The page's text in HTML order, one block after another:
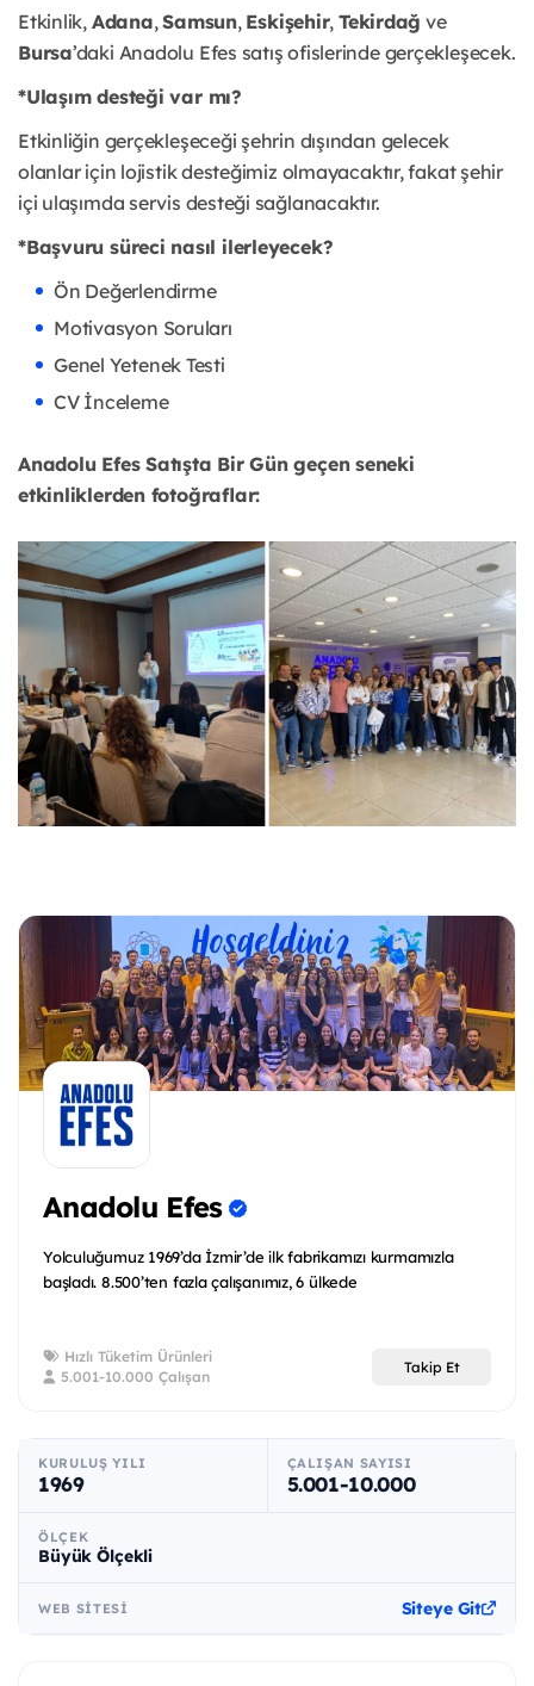
Etkinlik, Adana,Samsun, Eskişehir, Tekirdağ ve
Bursa’daki Anadolu Efes satış ofislerinde gerçekleşecek.
*Ulaşım desteği var mı?
Etkinliğin gerçekleşeceği şehrin dışından gelecek
olanlar için lojistik desteğimiz olmayacaktır, fakat şehir
içi ulaşımda servis desteği sağlanacaktır.
*Başvuru süreci nasıl ilerleyecek?
Ön Değerlendirme
Motivasyon Soruları
Genel Yetenek Testi
CV İnceleme
Anadolu Efes Satışta Bir Gün geçen seneki
etkinliklerden fotoğraflar:
Anadolu Efes
Yolculuğumuz 1969’da İzmir’de ilk fabrikamızı kurmamızla
başladı. 8.500’ten fazla çalışanımız, 6 ülkede
Hızlı Tüketim Ürünleri
5.001-10.000 Çalışan
Takip Et
KURULUŞ YILI
1969
ÇALIŞAN SAYISI
5.001-10.000
ÖLÇEK
Büyük Ölçekli
WEB SITESI Siteye Git